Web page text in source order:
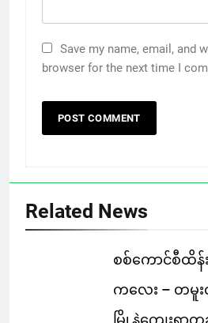
Save my name, email, and
browser for the next time I
Related News
စစ်ကောင်စီထိန်
ကလေး – တမူး